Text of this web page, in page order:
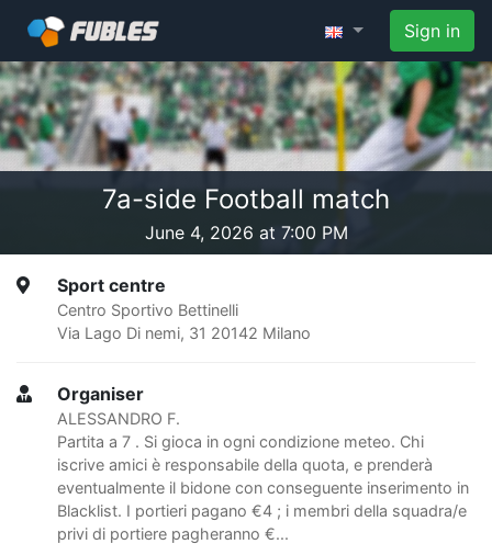
Sign in
7a-side Football match
June 4, 2026 at 7:00 PM
Sport centre
Centro Sportivo Bettinelli
Via Lago Di nemi, 31 20142 Milano
Organiser
ALESSANDRO F.
Partita a 7 . Si gioca in ogni condizione meteo. Chi
iscrive amici è responsabile della quota, e prenderà
eventualmente il bidone con conseguente inserimento in
Blacklist. I portieri pagano €4 ; i membri della squadra/e
privi di portiere pagheranno €...